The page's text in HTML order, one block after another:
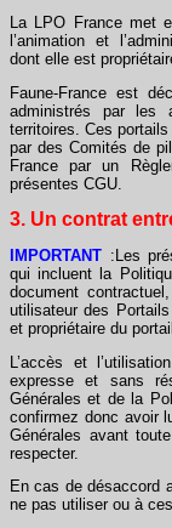
La LPO France
l’animation et
dont elle est
Faune-France est
administrés par les
territoires. Ces
par des Comités de
France par un
présentes CGU.
3. Un contrat
IMPORTANT :Les
qui incluent la
document
utilisateur des
et propriétaire du
L’accès et
expresse et sans
Générales et de la
confirmez donc avoir
Générales avant
respecter.
En cas de désaccord
ne pas utiliser ou à